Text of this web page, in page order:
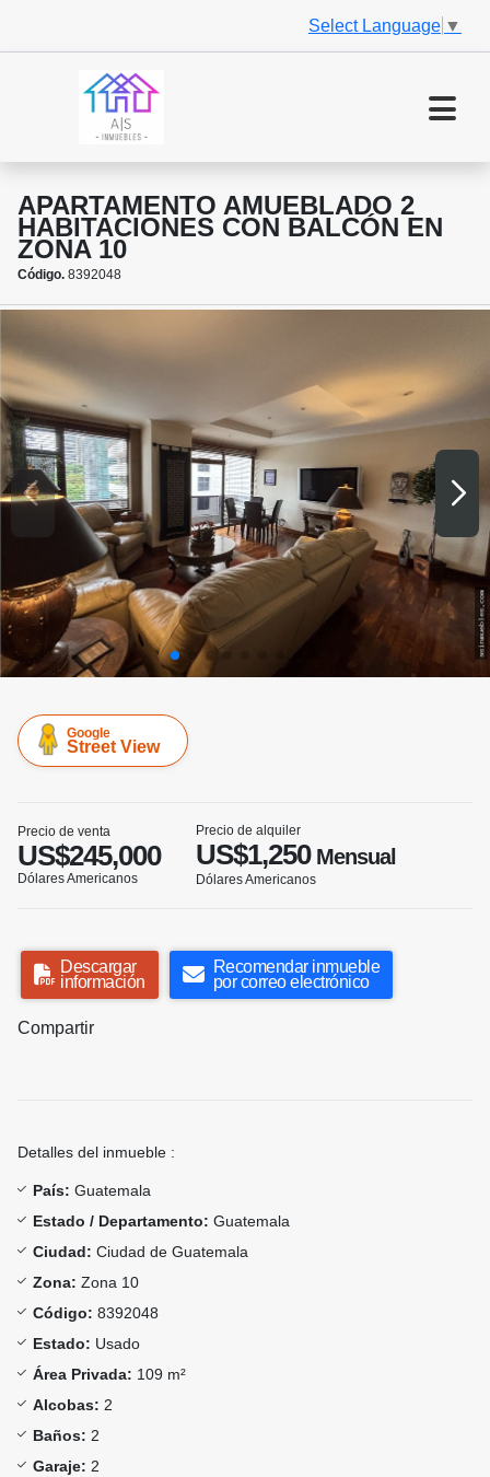
Select Language ▼
APARTAMENTO AMUEBLADO 2
HABITACIONES CON BALCÓN EN
ZONA 10
Código. 8392048
Google
Street View
Precio de venta
US$245,000
Dólares Americanos
Precio de alquiler
US$1,250Mensual
Dólares Americanos
Descargar
información
Recomendar inmueble
por correo electrónico
Compartir
Detalles del inmueble :
País: Guatemala
Estado / Departamento: Guatemala
Ciudad: Ciudad de Guatemala
Zona: Zona 10
Código: 8392048
Estado: Usado
Área Privada: 109 m²
Alcobas: 2
Baños: 2
Garaje: 2